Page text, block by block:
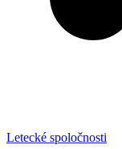
Letecké spoločnosti